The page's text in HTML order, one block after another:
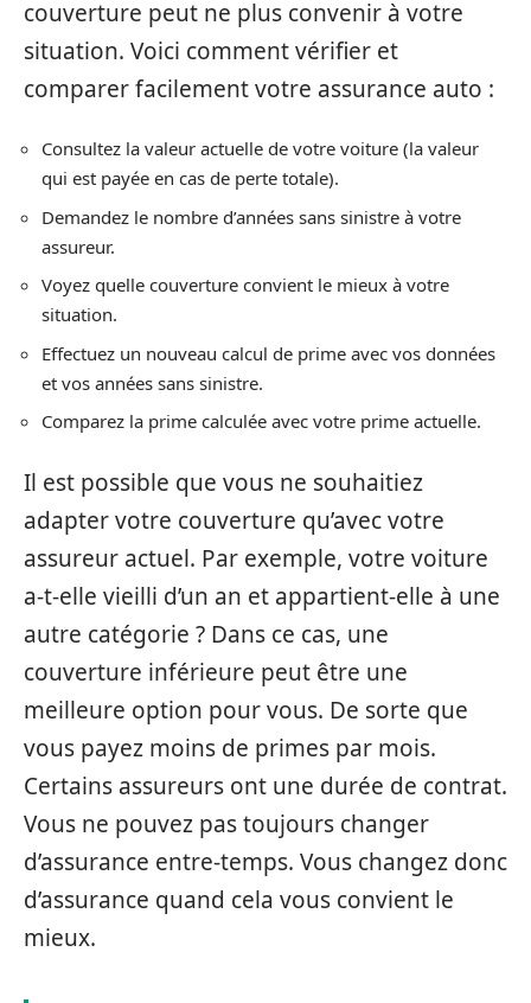
couverture peut ne plus convenir à votre
situation. Voici comment vérifier et
comparer facilement votre assurance auto :
Consultez la valeur actuelle de votre voiture (la valeur
qui est payée en cas de perte totale).
Demandez le nombre d’années sans sinistre à votre
assureur.
Voyez quelle couverture convient le mieux à votre
situation.
Effectuez un nouveau calcul de prime avec vos données
et vos années sans sinistre.
Comparez la prime calculée avec votre prime actuelle.
Il est possible que vous ne souhaitiez
adapter votre couverture qu’avec votre
assureur actuel. Par exemple, votre voiture
a-t-elle vieilli d’un an et appartient-elle à une
autre catégorie ? Dans ce cas, une
couverture inférieure peut être une
meilleure option pour vous. De sorte que
vous payez moins de primes par mois.
Certains assureurs ont une durée de contrat.
Vous ne pouvez pas toujours changer
d’assurance entre-temps. Vous changez donc
d’assurance quand cela vous convient le
mieux.